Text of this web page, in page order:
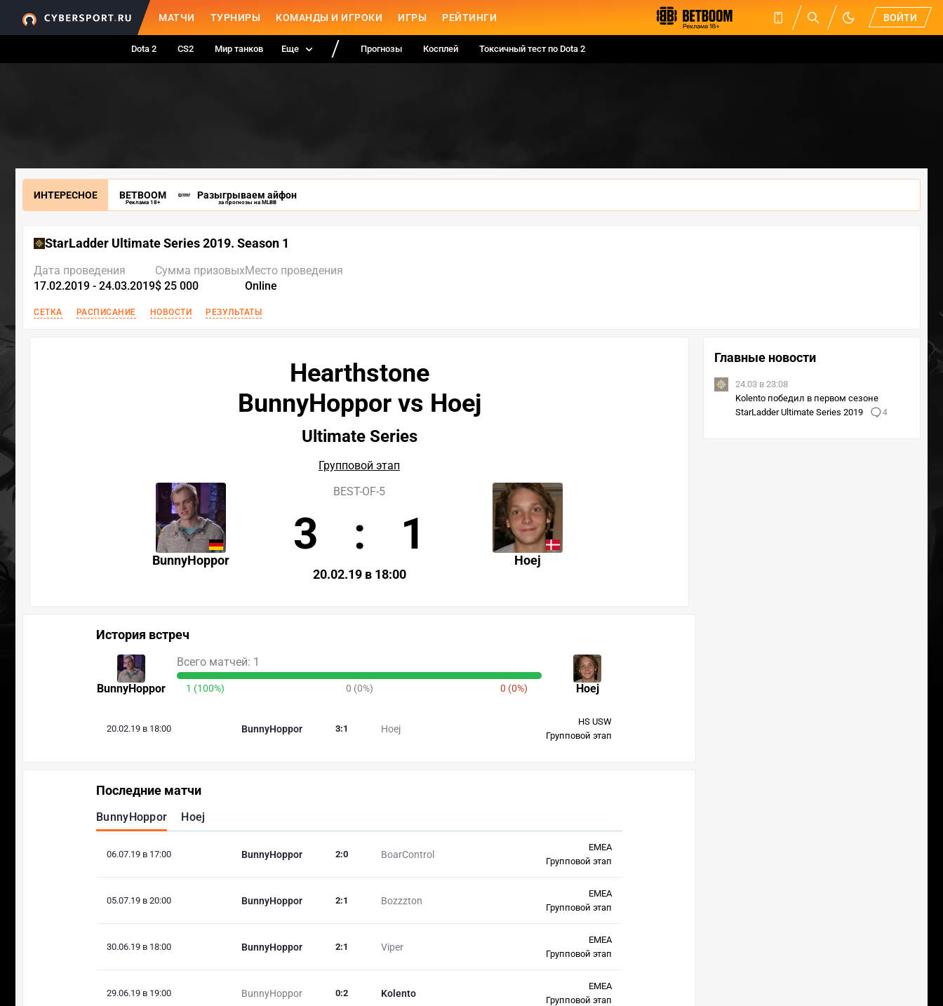
МАТЧИ ТУРНИРЫ КОМАНДЫ И ИГРОКИ ИГРЫ РЕЙТИНГИ ВОЙТИ
Dota 2 CS2 Мир танков Еще Прогнозы Косплей Токсичный тест по Dota 2
ИНТЕРЕСНОЕ BETBOOM
Реклама 18+
Разыгрываем айфон
за прогнозы на MLBB
StarLadder Ultimate Series 2019. Season 1
Дата проведения
17.02.2019 - 24.03.2019
Сумма призовых
$ 25 000
Место проведения
Online
СЕТКА РАСПИСАНИЕ НОВОСТИ РЕЗУЛЬТАТЫ
Hearthstone
BunnyHoppor vs Hoej
Ultimate Series
Групповой этап
BunnyHoppor Hoej
BEST-OF-5
3 : 1
20.02.19 в 18:00
История встреч
BunnyHoppor Hoej
Всего матчей: 1
1 (100%) 0 (0%) 0 (0%)
20.02.19 в 18:00 BunnyHoppor Hoej
3:1
HS USW
Групповой этап
Последние матчи
BunnyHoppor Hoej
06.07.19 в 17:00 BunnyHoppor BoarControl
2:0
EMEA
Групповой этап
05.07.19 в 20:00 BunnyHoppor Bozzzton
2:1
EMEA
Групповой этап
30.06.19 в 18:00 BunnyHoppor Viper
2:1
EMEA
Групповой этап
29.06.19 в 19:00 BunnyHoppor Kolento
0:2
EMEA
Групповой этап
Главные новости
24.03 в 23:08
Kolento победил в первом сезоне
StarLadder Ultimate Series 2019
4